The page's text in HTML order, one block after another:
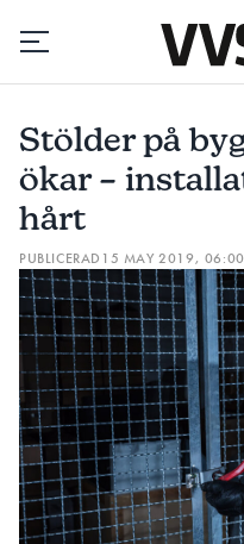
Prenumerera
Hantera
Lediga jobb
Annonsera
Läs E-
Om tidningen
Kontakt
Stölder på
ökar –
hårt
PUBLICERAD 15 MAY 2019, 06:00